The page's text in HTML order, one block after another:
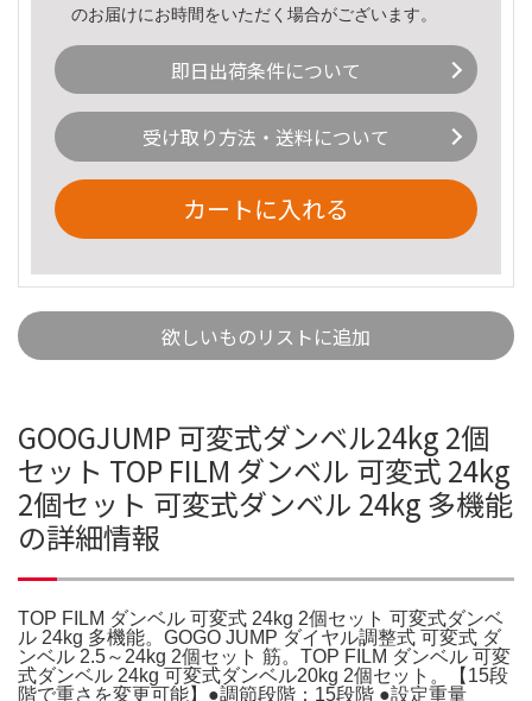
のお届けにお時間をいただく場合がございます。
即日出荷条件について
受け取り方法・送料について
カートに入れる
欲しいものリストに追加
GOOGJUMP 可変式ダンベル24kg 2個
セット TOP FILM ダンベル 可変式 24kg
2個セット 可変式ダンベル 24kg 多機能
の詳細情報
TOP FILM ダンベル 可変式 24kg 2個セット 可変式ダンベ
ル 24kg 多機能。GOGO JUMP ダイヤル調整式 可変式 ダ
ンベル 2.5～24kg 2個セット 筋。TOP FILM ダンベル 可変
式ダンベル 24kg 可変式ダンベル20kg 2個セット。【15段
階で重さを変更可能】●調節段階：15段階 ●設定重量